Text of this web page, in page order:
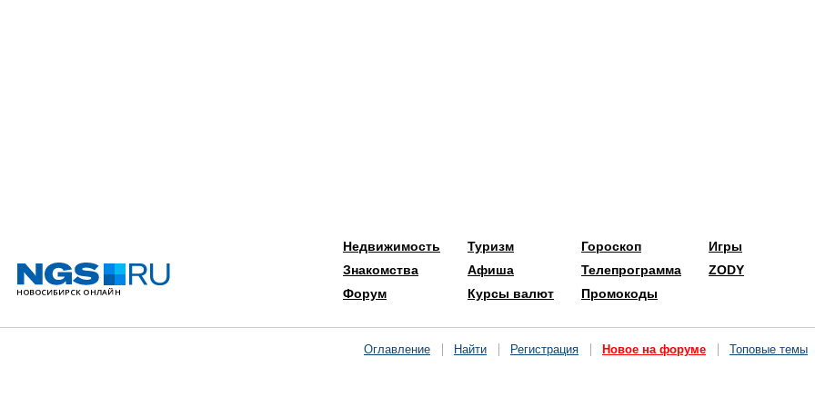
Недвижимость
Знакомства
Форум
Туризм
Афиша
Курсы валют
Гороскоп
Телепрограмма
Промокоды
Игры
ZODY
Оглавление Найти Регистрация Новое на форуме Топовые темы